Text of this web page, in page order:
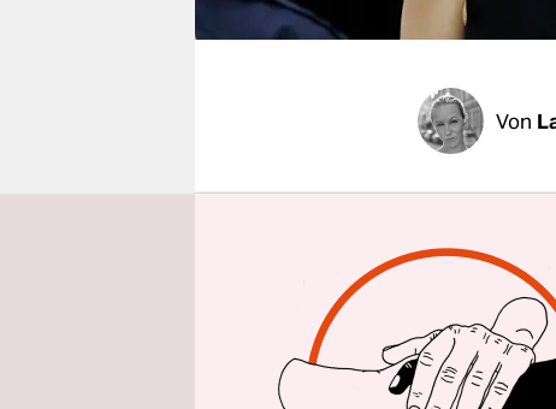
genossenschaft
Von
Es gab
Wer lange
Vom
Glaube der
glaubt noch
Slogan: